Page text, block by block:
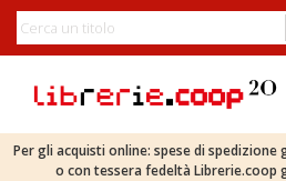
Per gli acquisti online: spese di spedizione
o con tessera fedeltà Librerie.coop